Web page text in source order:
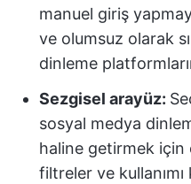
manuel giriş
ve olumsuz olarak
dinleme
Sezgisel arayüz:
sosyal medya
haline getirmek için
filtreler ve